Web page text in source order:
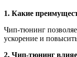
1. Какие
Чип-тюнинг
ускорение и
2. Чип-тюнинг